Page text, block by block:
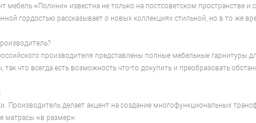
мебель «Полини» известна не только на постсоветском пространстве
гордостью рассказывает о новых коллекциях стильной, но в то же
производителя представлены полные мебельные гарнитуры
так что всегда есть возможность что-то докупить и преобразовать
Производитель делает акцент на создание многофункциональных
матрасы «в размер».